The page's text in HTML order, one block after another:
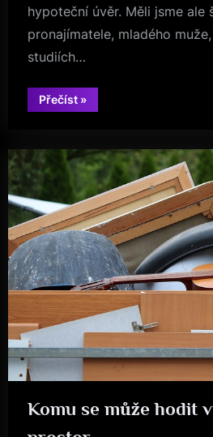
hypoteční úvěr. Měli jsme ale
pronajímatele, mladého
studiích…
Přečíst“Vyklízení
bytu
»
Komu se může hodit